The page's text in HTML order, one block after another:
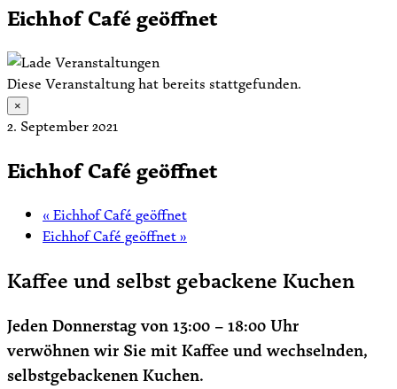
Eichhof Café geöffnet
Diese Veranstaltung hat bereits stattgefunden.
×
2. September 2021
Eichhof Café geöffnet
« Eichhof Café geöffnet
Eichhof Café geöffnet»
Kaffee und selbst gebackene Kuchen
Jeden Donnerstag von 13:00 – 18:00 Uhr
verwöhnen wir Sie mit Kaffee und wechselnden,
selbstgebackenen Kuchen.